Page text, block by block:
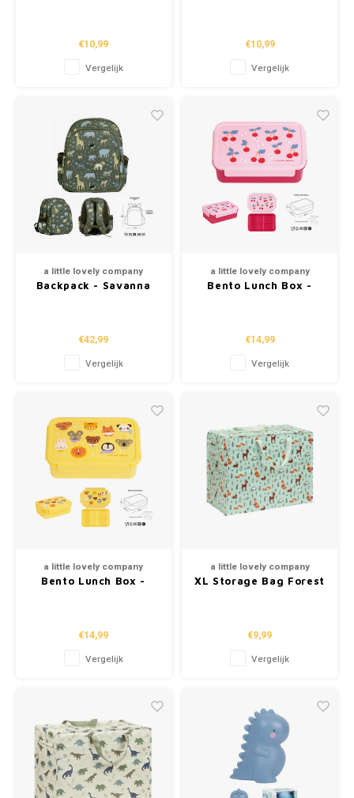
€10,99
Vergelijk
€10,99
Vergelijk
a little lovely company
Backpack - Savanna
€42,99
Vergelijk
a little lovely company
Bento Lunch Box -
€14,99
Vergelijk
a little lovely company
Bento Lunch Box -
€14,99
Vergelijk
a little lovely company
XL Storage Bag Forest
€9,99
Vergelijk